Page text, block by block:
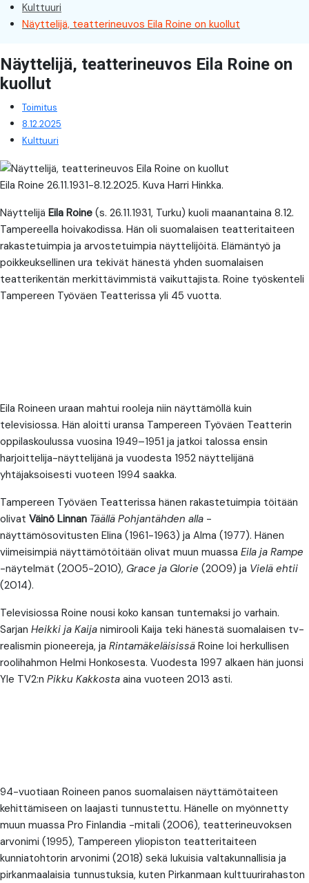
Kulttuuri
Näyttelijä, teatterineuvos Eila Roine on kuollut
Näyttelijä, teatterineuvos Eila Roine on
kuollut
Toimitus
8.12.2025
Kulttuuri
Eila Roine 26.11.1931-8.12.2025. Kuva Harri Hinkka.
Näyttelijä Eila Roine (s. 26.11.1931, Turku) kuoli maanantaina 8.12.
Tampereella hoivakodissa. Hän oli suomalaisen teatteritaiteen
rakastetuimpia ja arvostetuimpia näyttelijöitä. Elämäntyö ja
poikkeuksellinen ura tekivät hänestä yhden suomalaisen
teatterikentän merkittävimmistä vaikuttajista. Roine työskenteli
Tampereen Työväen Teatterissa yli 45 vuotta.
Eila Roineen uraan mahtui rooleja niin näyttämöllä kuin
televisiossa. Hän aloitti uransa Tampereen Työväen Teatterin
oppilaskoulussa vuosina 1949–1951 ja jatkoi talossa ensin
harjoittelija-näyttelijänä ja vuodesta 1952 näyttelijänä
yhtäjaksoisesti vuoteen 1994 saakka.
Tampereen Työväen Teatterissa hänen rakastetuimpia töitään
olivat Väinö Linnan Täällä Pohjantähden alla -
näyttämösovitusten Elina (1961-1963) ja Alma (1977). Hänen
viimeisimpiä näyttämötöitään olivat muun muassa Eila ja Rampe
-näytelmät (2005-2010), Grace ja Glorie (2009) ja Vielä ehtii
(2014).
Televisiossa Roine nousi koko kansan tuntemaksi jo varhain.
Sarjan Heikki ja Kaija nimirooli Kaija teki hänestä suomalaisen tv-
realismin pioneereja, ja Rintamäkeläisissä Roine loi herkullisen
roolihahmon Helmi Honkosesta. Vuodesta 1997 alkaen hän juonsi
Yle TV2:n Pikku Kakkosta aina vuoteen 2013 asti.
94-vuotiaan Roineen panos suomalaisen näyttämötaiteen
kehittämiseen on laajasti tunnustettu. Hänelle on myönnetty
muun muassa Pro Finlandia -mitali (2006), teatterineuvoksen
arvonimi (1995), Tampereen yliopiston teatteritaiteen
kunniatohtorin arvonimi (2018) sekä lukuisia valtakunnallisia ja
pirkanmaalaisia tunnustuksia, kuten Pirkanmaan kulttuurirahaston